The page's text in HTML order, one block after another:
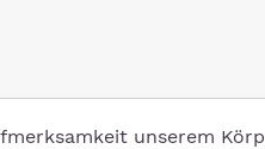
unserem